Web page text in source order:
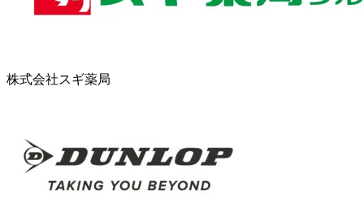
株式会社スギ薬局